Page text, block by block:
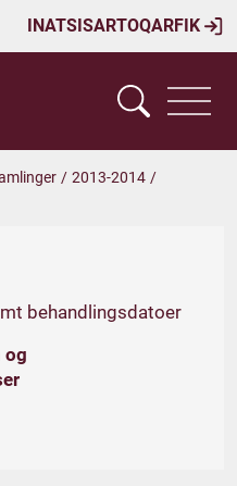
INATSISARTOQARFIK
/ 2013-2014 /
behandlingsdatoer
og